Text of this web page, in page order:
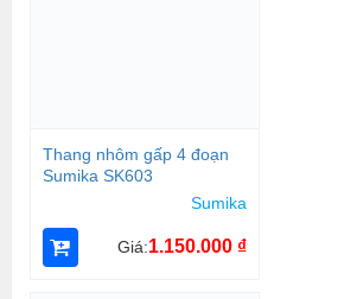
Thang nhôm gấp 4 đoạn
Sumika SK603
Sumika
Giá:1.150.000 ₫